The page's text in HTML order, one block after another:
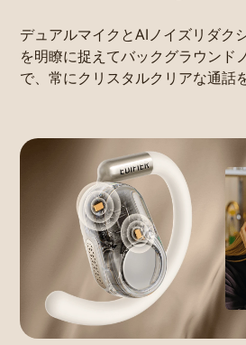
デュアルマイクとAIノイズリダク
を明瞭に捉えてバックグラウンド
で、常にクリスタルクリアな通話